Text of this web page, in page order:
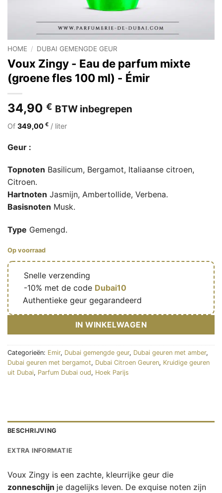
HOME / DUBAI GEMENGDE GEUR
Voux Zingy - Eau de parfum mixte
(groene fles 100 ml) - Émir
34,90 € BTW inbegrepen
Of 349,00 € / liter
Geur :
Topnoten Basilicum, Bergamot, Italiaanse citroen,
Citroen.
Hartnoten Jasmijn, Ambertollide, Verbena.
Basisnoten Musk.
Type Gemengd.
Op voorraad
Snelle verzending
-10% met de code Dubai10
Authentieke geur gegarandeerd
IN WINKELWAGEN
Categorieën: Emir, Dubai gemengde geur, Dubai geuren met amber,
Dubai geuren met bergamot, Dubai Citroen Geuren, Kruidige geuren
uit Dubai, Parfum Dubai oud, Hoek Parijs
BESCHRIJVING
EXTRA INFORMATIE
Voux Zingy is een zachte, kleurrijke geur die
zonneschijn je dagelijks leven. De exquise noten zijn